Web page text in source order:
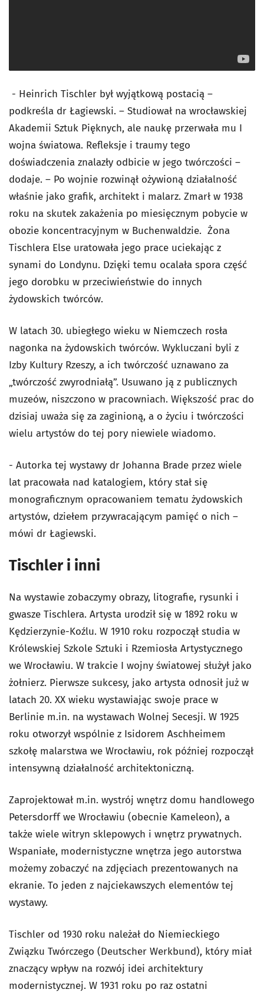
- Heinrich Tischler był wyjątkową postacią –
podkreśla dr Łagiewski. – Studiował na wrocławskiej
Akademii Sztuk Pięknych, ale naukę przerwała mu I
wojna światowa. Refleksje i traumy tego
doświadczenia znalazły odbicie w jego twórczości –
dodaje. – Po wojnie rozwinął ożywioną działalność
właśnie jako grafik, architekt i malarz. Zmarł w 1938
roku na skutek zakażenia po miesięcznym pobycie w
obozie koncentracyjnym w Buchenwaldzie. Żona
Tischlera Else uratowała jego prace uciekając z
synami do Londynu. Dzięki temu ocalała spora część
jego dorobku w przeciwieństwie do innych
żydowskich twórców.
W latach 30. ubiegłego wieku w Niemczech rosła
nagonka na żydowskich twórców. Wykluczani byli z
Izby Kultury Rzeszy, a ich twórczość uznawano za
„twórczość zwyrodniałą”. Usuwano ją z publicznych
muzeów, niszczono w pracowniach. Większość prac do
dzisiaj uważa się za zaginioną, a o życiu i twórczości
wielu artystów do tej pory niewiele wiadomo.
- Autorka tej wystawy dr Johanna Brade przez wiele
lat pracowała nad katalogiem, który stał się
monograficznym opracowaniem tematu żydowskich
artystów, dziełem przywracającym pamięć o nich –
mówi dr Łagiewski.
Tischler i inni
Na wystawie zobaczymy obrazy, litografie, rysunki i
gwasze Tischlera. Artysta urodził się w 1892 roku w
Kędzierzynie-Koźlu. W 1910 roku rozpoczął studia w
Królewskiej Szkole Sztuki i Rzemiosła Artystycznego
we Wrocławiu. W trakcie I wojny światowej służył jako
żołnierz. Pierwsze sukcesy, jako artysta odnosił już w
latach 20. XX wieku wystawiając swoje prace w
Berlinie m.in. na wystawach Wolnej Secesji. W 1925
roku otworzył wspólnie z Isidorem Aschheimem
szkołę malarstwa we Wrocławiu, rok później rozpoczął
intensywną działalność architektoniczną.
Zaprojektował m.in. wystrój wnętrz domu handlowego
Petersdorff we Wrocławiu (obecnie Kameleon), a
także wiele witryn sklepowych i wnętrz prywatnych.
Wspaniałe, modernistyczne wnętrza jego autorstwa
możemy zobaczyć na zdjęciach prezentowanych na
ekranie. To jeden z najciekawszych elementów tej
wystawy.
Tischler od 1930 roku należał do Niemieckiego
Związku Twórczego (Deutscher Werkbund), który miał
znaczący wpływ na rozwój idei architektury
modernistycznej. W 1931 roku po raz ostatni